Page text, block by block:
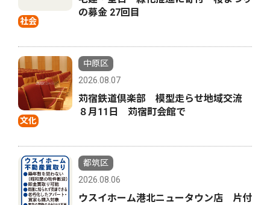
社会
の募金 27回目
文化
中原区
2026.08.07
苅宿鉄道倶楽部 模型走らせ地域交流
８月11日 苅宿町会館で
都筑区
2026.08.06
ウスイホーム港北ニュータウン店 片付